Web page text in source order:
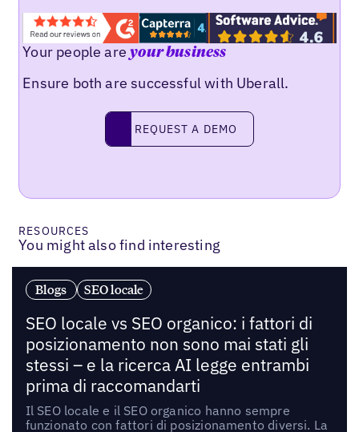
Your people areyour business
Ensure both are successful with Uberall.
Request a demo
REQUEST A DEMO
RESOURCES
You might also find interesting
Blogs SEO locale
SEO locale vs SEO organico: i fattori di
posizionamento non sono mai stati gli
stessi – e la ricerca AI legge entrambi
prima di raccomandarti
Il SEO locale e il SEO organico hanno sempre
funzionato con fattori di posizionamento diversi. La